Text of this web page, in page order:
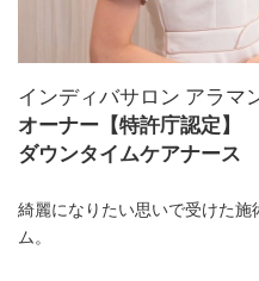
インディバサロン アラマ
オーナー【特許庁認定】
ダウンタイムケアナース
綺麗になりたい思いで受けた施
ム。